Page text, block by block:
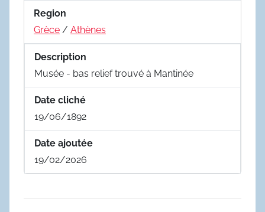
Region
Grèce / Athènes
Description
Musée - bas relief trouvé à Mantinée
Date cliché
19/06/1892
Date ajoutée
19/02/2026